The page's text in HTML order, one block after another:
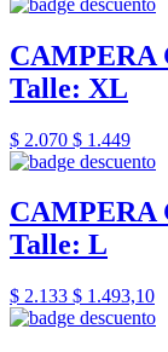
CAMPERA
Talle: XL
$ 2.070 $ 1.449
CAMPERA
Talle: L
$ 2.133 $ 1.493,10